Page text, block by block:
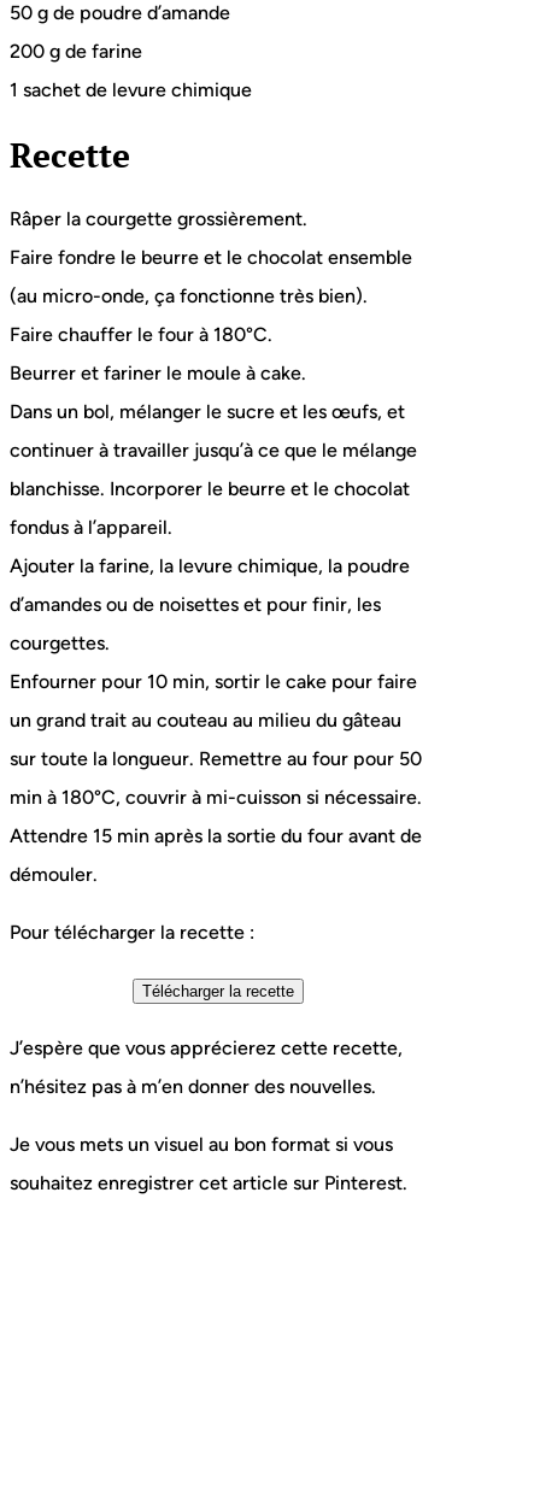
50 g de poudre d’amande
200 g de farine
1 sachet de levure chimique
Recette
Râper la courgette grossièrement.
Faire fondre le beurre et le chocolat ensemble
(au micro-onde, ça fonctionne très bien).
Faire chauffer le four à 180°C.
Beurrer et fariner le moule à cake.
Dans un bol, mélanger le sucre et les œufs, et
continuer à travailler jusqu’à ce que le mélange
blanchisse. Incorporer le beurre et le chocolat
fondus à l’appareil.
Ajouter la farine, la levure chimique, la poudre
d’amandes ou de noisettes et pour finir, les
courgettes.
Enfourner pour 10 min, sortir le cake pour faire
un grand trait au couteau au milieu du gâteau
sur toute la longueur. Remettre au four pour 50
min à 180°C, couvrir à mi-cuisson si nécessaire.
Attendre 15 min après la sortie du four avant de
démouler.
Pour télécharger la recette :
J’espère que vous apprécierez cette recette,
n’hésitez pas à m’en donner des nouvelles.
Je vous mets un visuel au bon format si vous
souhaitez enregistrer cet article sur Pinterest.